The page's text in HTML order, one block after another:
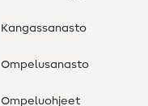
Kangassanasto
Ompelusanasto
Ompeluohjeet